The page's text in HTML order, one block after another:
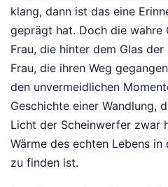
klang, dann ist das eine
geprägt hat. Doch die wahre
Frau, die hinter dem Glas
Frau, die ihren Weg
den unvermeidlichen
Geschichte einer Wandlung,
Licht der Scheinwerfer zwar
Wärme des echten Lebens
zu finden ist.